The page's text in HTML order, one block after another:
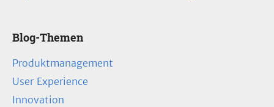
Blog-Themen
Produktmanagement
User Experience
Innovation